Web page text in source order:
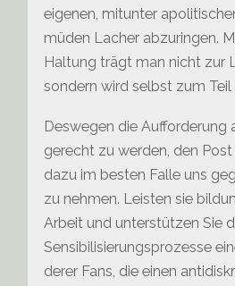
eigenen, mitunter
müden Lacher abzuringen.
Haltung trägt man nicht zur
sondern wird selbst zum Teil
Deswegen die Aufforderung
gerecht zu werden, den
dazu im besten Falle uns
zu nehmen. Leisten sie
Arbeit und unterstützen Sie
Sensibilisierungsprozesse
derer Fans, die einen